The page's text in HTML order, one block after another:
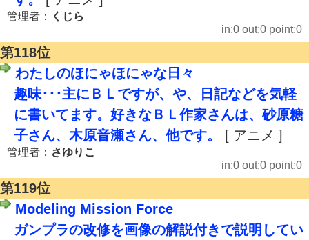
管理者：
くじら
in:0 out:0 point:0
第118位
わたしのほにゃほにゃな日々
趣味･･･主にＢＬですが、や、日記などを気軽
に書いてます。好きなＢＬ作家さんは、砂原糖
子さん、木原音瀬さん、他です。
[ アニメ ]
管理者： さゆりこ
in:0 out:0 point:0
第119位
Modeling Mission Force
ガンプラの改修を画像の解説付きで説明してい